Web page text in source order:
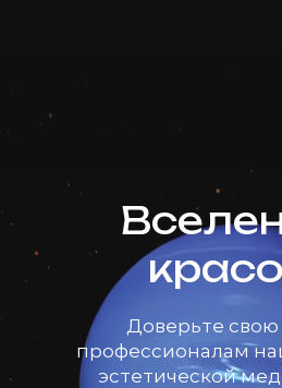
Доверьте свою
профессионалам
эстетической